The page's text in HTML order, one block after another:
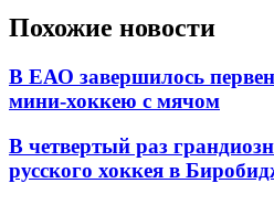
Похожие новости
В ЕАО завершилось
мини-хоккею с мячом
В четвертый раз
русского хоккея в